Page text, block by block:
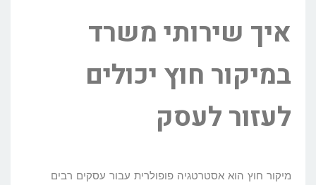
איך שירותי משרד
במיקור חוץ יכולים
לעזור לעסק
מיקור חוץ הוא אסטרטגיה פופולרית עבור עסקים רבים